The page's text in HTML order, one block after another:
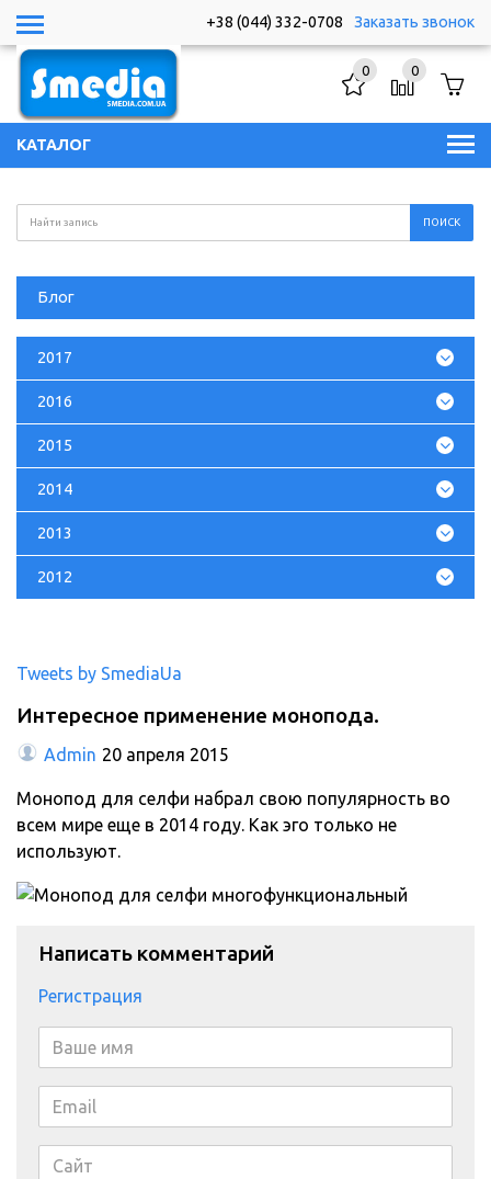
+38 (044) 332-0708 Заказать звонок
КАТАЛОГ
0 0
Блог
2017
2016
2015
2014
2013
2012
Tweets by SmediaUa
Интересное применение монопода.
Admin 20 апреля 2015
Монопод для селфи набрал свою популярность во
всем мире еще в 2014 году. Как эго только не
используют.
Написать комментарий
Регистрация